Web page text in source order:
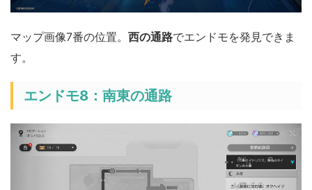
マップ画像7番の位置。 西の通路でエンドモを発見できま
す。
エンドモ8：南東の通路